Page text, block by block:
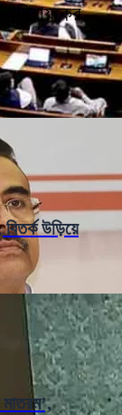
উড়িয়ে
মাতরম’,